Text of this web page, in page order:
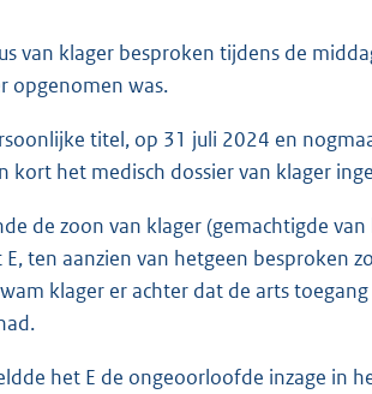
van klager besproken tijdens de
opgenomen was.
titel, op 31 juli 2024 en
kort het medisch dossier van klager
de zoon van klager (gemachtigde
ten aanzien van hetgeen besproken
klager er achter dat de arts
het E de ongeoorloofde inzage in